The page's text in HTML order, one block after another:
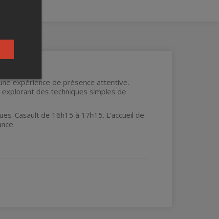
expérience de présence attentive.
des techniques simples de
Casault de 16h15 à 17h15. L'accueil de